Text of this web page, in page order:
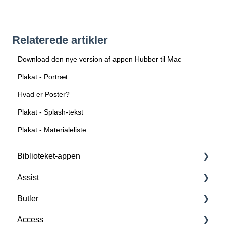
Relaterede artikler
Download den nye version af appen Hubber til Mac
Plakat - Portræt
Hvad er Poster?
Plakat - Splash-tekst
Plakat - Materialeliste
Biblioteket-appen
Forstå Biblioteket-appen
Basisfunktioner
Tilkøbsfunktioner: All-in-One
Assist
Forstå Assist
Scan, opret og slet RFID-tags
Butler
Forstå Butler
Access